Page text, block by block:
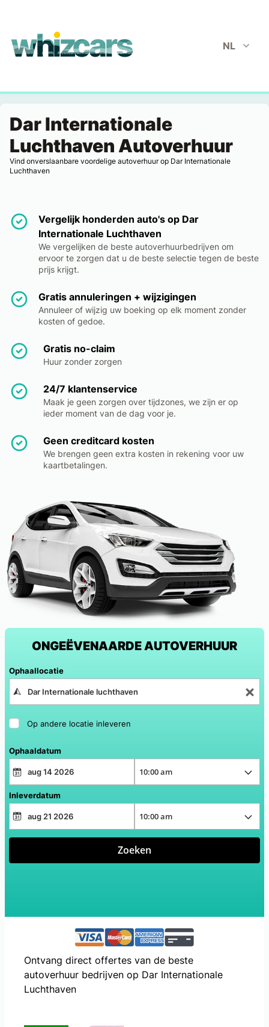
whizcars.com
NL
Dar Internationale
Luchthaven Autoverhuur
Vind onverslaanbare voordelige autoverhuur op Dar Internationale
Luchthaven
Vergelijk honderden auto's op Dar
Internationale Luchthaven
We vergelijken de beste autoverhuurbedrijven om
ervoor te zorgen dat u de beste selectie tegen de beste
prijs krijgt.
Gratis annuleringen + wijzigingen
Annuleer of wijzig uw boeking op elk moment zonder
kosten of gedoe.
Gratis no-claim
Huur zonder zorgen
24/7 klantenservice
Maak je geen zorgen over tijdzones, we zijn er op
ieder moment van de dag voor je.
Geen creditcard kosten
We brengen geen extra kosten in rekening voor uw
kaartbetalingen.
ONGEËVENAARDE AUTOVERHUUR
Ophaallocatie
Op andere locatie inleveren
Ophaaldatum
Inleverdatum
Zoeken
Ontvang direct offertes van de beste
autoverhuur bedrijven op Dar Internationale
Luchthaven